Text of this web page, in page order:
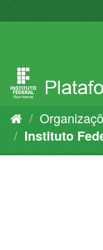
para
Instituto